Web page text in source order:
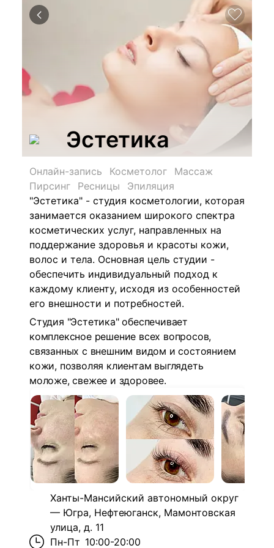
Эстетика
Онлайн-запись Косметолог
Массаж
Пирсинг
Ресницы
Эпиляция
"Эстетика" - студия косметологии, которая
занимается оказанием широкого спектра
косметических услуг, направленных на
поддержание здоровья и красоты кожи,
волос и тела. Основная цель студии -
обеспечить индивидуальный подход к
каждому клиенту, исходя из особенностей
его внешности и потребностей.
Студия "Эстетика" обеспечивает
комплексное решение всех вопросов,
связанных с внешним видом и состоянием
кожи, позволяя клиентам выглядеть
моложе, свежее и здоровее.
Ханты-Мансийский автономный округ
— Югра, Нефтеюганск, Мамонтовская
улица, д. 11
Пн-Пт 10:00-20:00